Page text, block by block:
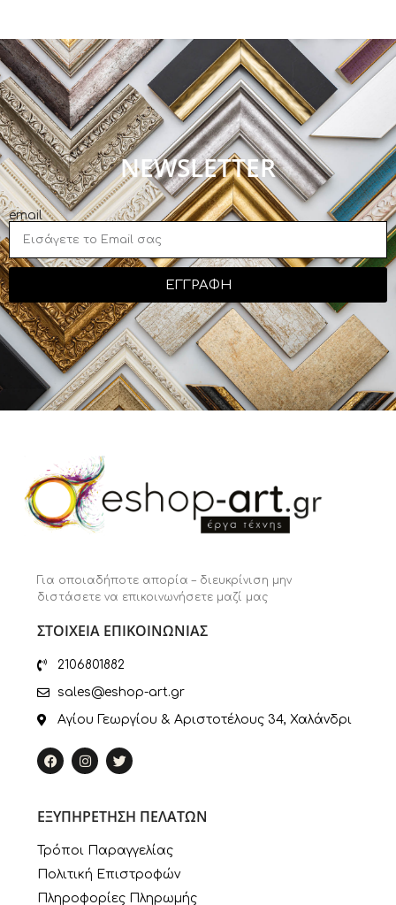
NEWSLETTER
email
ΕΓΓΡΑΦΗ
Για οποιαδήποτε απορία – διευκρίνιση μην
διστάσετε να επικοινωνήσετε μαζί μας
ΣΤΟΙΧΕΙΑ ΕΠΙΚΟΙΝΩΝΙΑΣ
2106801882
sales@eshop-art.gr
Αγίου Γεωργίου & Αριστοτέλους 34, Χαλάνδρι
ΕΞΥΠΗΡΕΤΗΣΗ ΠΕΛΑΤΩΝ
Τρόποι Παραγγελίας
Πολιτική Επιστροφών
Πληροφορίες Πληρωμής